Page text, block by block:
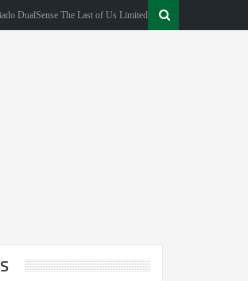
Last of Us Limited Edition Em Destaque